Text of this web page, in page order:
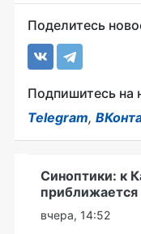
Поделитесь
Подпишитесь на
Telegram,
Синоптики: к
приближается
вчера, 14:52